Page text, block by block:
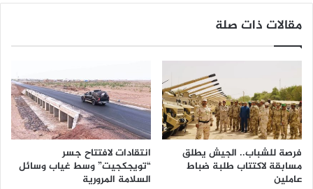
مقالات ذات صلة
فرصة للشباب.. الجيش يطلق
مسابقة لاكتتاب طلبة ضباط
عاملين
انتقادات لافتتاح جسر
“تويجكجيت” وسط غياب وسائل
السلامة المرورية